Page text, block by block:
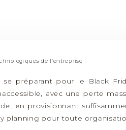
de l’entreprise
préparant pour le Black
avec une perte
en provisionnant
planning pour toute